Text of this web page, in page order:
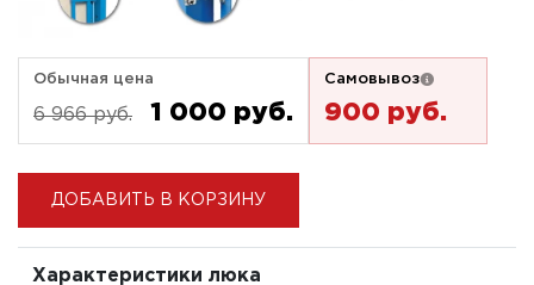
Обычная цена
6 966 pуб. 1 000 pуб.
Самовывоз
900 pуб.
ДОБАВИТЬ В КОРЗИНУ
Характеристики люка